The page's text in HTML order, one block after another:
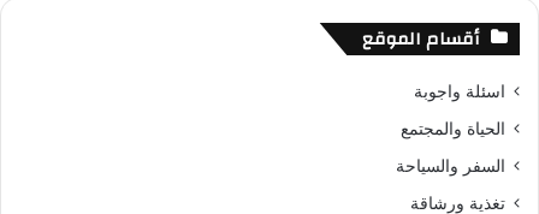
أقسام الموقع
اسئلة واجوبة
الحياة والمجتمع
السفر والسياحة
تغذية ورشاقة